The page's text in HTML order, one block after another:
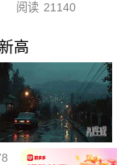
阅读 21140
高
01-28